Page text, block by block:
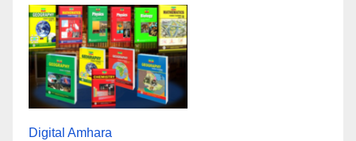
Digital Amhara